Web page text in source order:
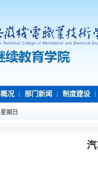
况 部门新闻 制度建设
期日